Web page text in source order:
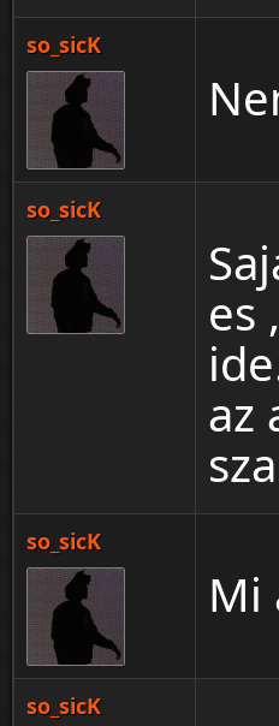
so_sicK
so_sicK
es
az
so_sicK
Mi
so_sicK